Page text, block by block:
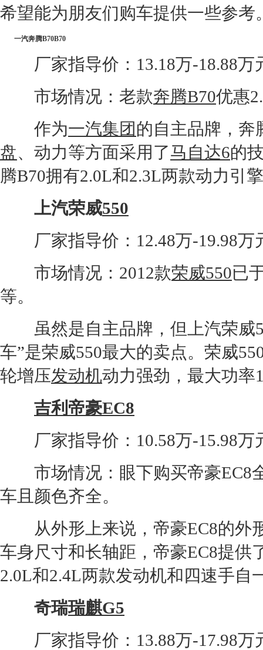
希望能为朋友们购车提供一些参考
一汽奔腾B70B70
厂家指导价：13.18万-18.88万
市场情况：老款奔腾B70优惠
作为一汽集团 的自主品牌， 奔
盘、动力等方面采用了马自达6的
腾B70拥有2.0L和2.3L两款动力引
上汽荣威550
厂家指导价：12.48万-19.98万
市场情况：2012款荣威550已
等。
虽然是自主品牌，但 上汽荣威
车”是荣威550最大的卖点。 荣威
轮增压发动机动力强劲，最大功率
吉利 帝豪EC8
厂家指导价：10.58万-15.98万
市场情况：眼下购买帝豪EC8
车且颜色齐全。
从外形上来说， 帝豪EC8的外
车身尺寸和长轴距， 帝豪EC8提供
2.0L和2.4L两款发动机和四速手自
奇瑞瑞麒G5
厂家指导价：13.88万-17.98万